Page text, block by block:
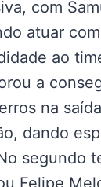
com
atuar
ao
a
na
dando
segundo
Felipe